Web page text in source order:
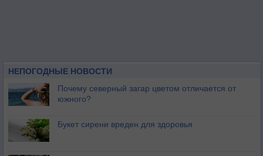
НЕПОГОДНЫЕ НОВОСТИ
Почему северный загар цветом отличается от
южного?
Букет сирени вреден для здоровья